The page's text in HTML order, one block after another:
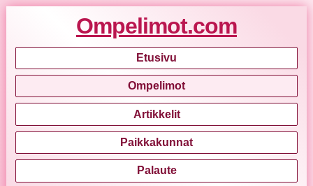
Ompelimot.com
Etusivu
Ompelimot
Artikkelit
Paikkakunnat
Palaute